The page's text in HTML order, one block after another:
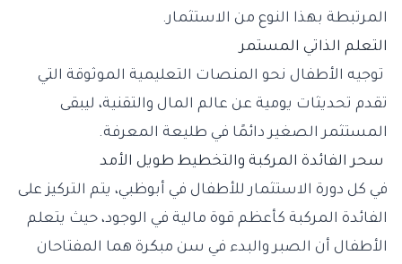
المرتبطة بهذا النوع من الاستثمار.
التعلم الذاتي المستمر
توجيه الأطفال نحو المنصات التعليمية الموثوقة التي
تقدم تحديثات يومية عن عالم المال والتقنية، ليبقى
المستثمر الصغير دائمًا في طليعة المعرفة.
سحر الفائدة المركبة والتخطيط طويل الأمد
في كل دورة الاستثمار للأطفال في أبوظبي، يتم التركيز على
الفائدة المركبة كأعظم قوة مالية في الوجود، حيث يتعلم
الأطفال أن الصبر والبدء في سن مبكرة هما المفتاحان